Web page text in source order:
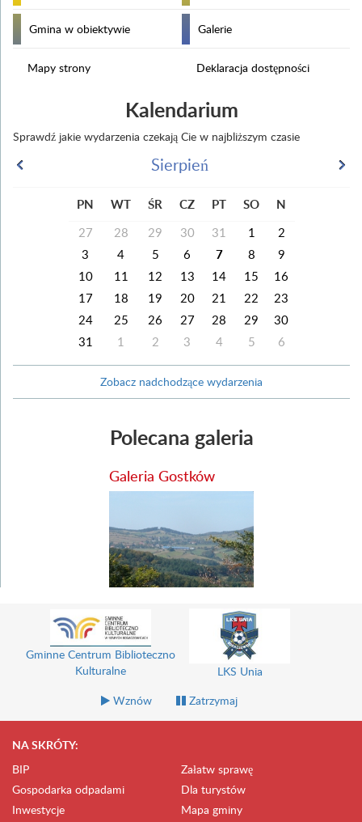
Gmina w obiektywie Galerie
Mapy strony Deklaracja dostępności
Kalendarium
Sprawdź jakie wydarzenia czekają Cie w najbliższym czasie
Sierpień
PN WT ŚR CZ PT SO N
27 28 29 30 31 1
2
3
4 5 6 7 8
9
10
11 12 13 14 15
16
17
18 19 20 21 22
23
24
25 26 27 28 29
30
31
1 2 3 4 5 6
Zobacz nadchodzące wydarzenia
Polecana galeria
Galeria Gostków
Uniwersytet Trzeciego Wieku
Gminny Ośrodek
Wznów
Zatrzymaj
NA SKRÓTY:
BIP
Załatw sprawę
Gospodarka odpadami
Dla turystów
Inwestycje
Mapa gminy